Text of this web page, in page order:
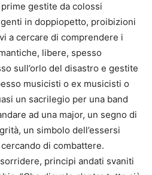
gestite da colossi
in doppiopetto, proibizioni
a cercare di comprendere i
libere, spesso
sull’orlo del disastro e gestite
musicisti o ex musicisti o
un sacrilegio per una band
ad una major, un segno di
un simbolo dell’essersi
di combattere.
principi andati svaniti